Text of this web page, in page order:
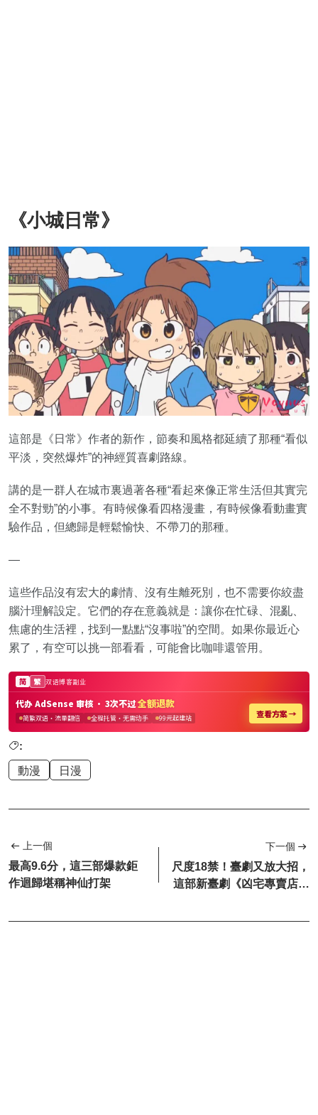
《小城日常》
這部是《日常》作者的新作，節奏和風格都延續了那種“看似
平淡，突然爆炸”的神經質喜劇路線。
講的是一群人在城市裏過著各種“看起來像正常生活但其實完
全不對勁”的小事。有時候像看四格漫畫，有時候像看動畫實
驗作品，但總歸是輕鬆愉快、不帶刀的那種。
—
這些作品沒有宏大的劇情、沒有生離死別，也不需要你絞盡
腦汁理解設定。它們的存在意義就是：讓你在忙碌、混亂、
焦慮的生活裡，找到一點點“沒事啦”的空間。如果你最近心
累了，有空可以挑一部看看，可能會比咖啡還管用。
:
動漫 日漫
上一個
最高9.6分，這三部爆款鉅
作迴歸堪稱神仙打架
下一個
尺度18禁！臺劇又放大招，
這部新臺劇《凶宅專賣店》